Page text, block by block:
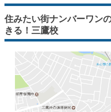
住みたい街ナンバーワン
きる！三鷹校